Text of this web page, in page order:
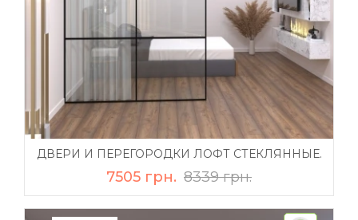
ДВЕРИ И ПЕРЕГОРОДКИ ЛОФТ СТЕКЛЯННЫЕ.
7505 грн. 8339 грн.